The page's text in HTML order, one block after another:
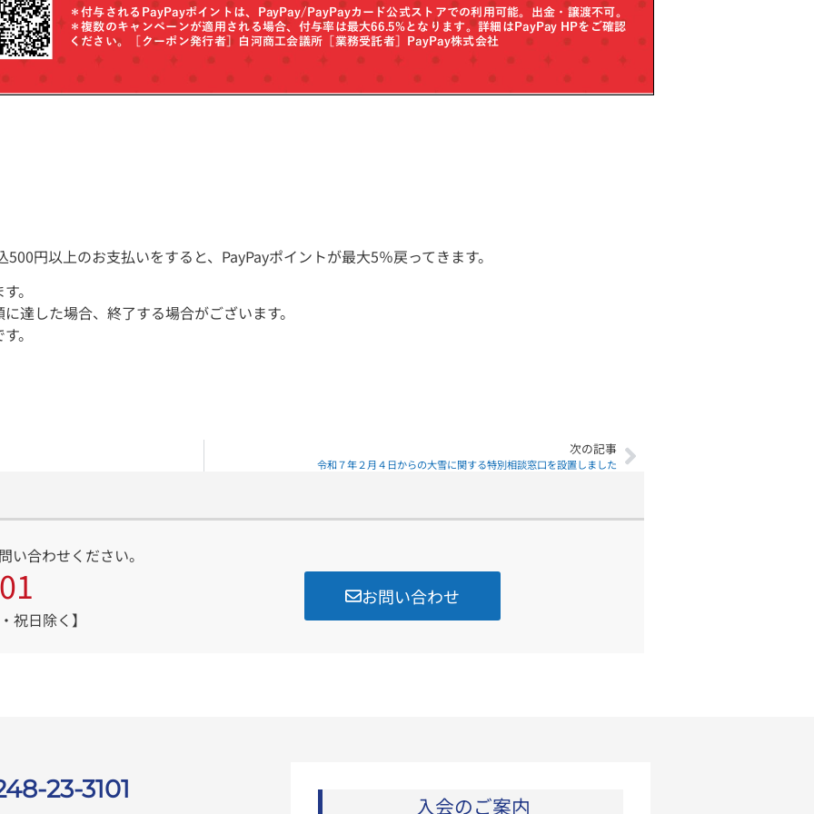
円以上のお支払いをすると、PayPayポイントが最大5％戻ってきます。
。
達した場合、終了する場合がございます。
。
次の記事
令和７年２月４日からの大雪に関する特別相談窓口を設置しました
い合わせください。
祝日除く】
お問い合わせ
23-3101
入会のご案内